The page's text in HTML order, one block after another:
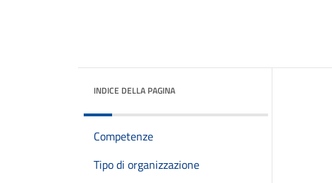
INDICE DELLA PAGINA
Competenze
Tipo di organizzazione